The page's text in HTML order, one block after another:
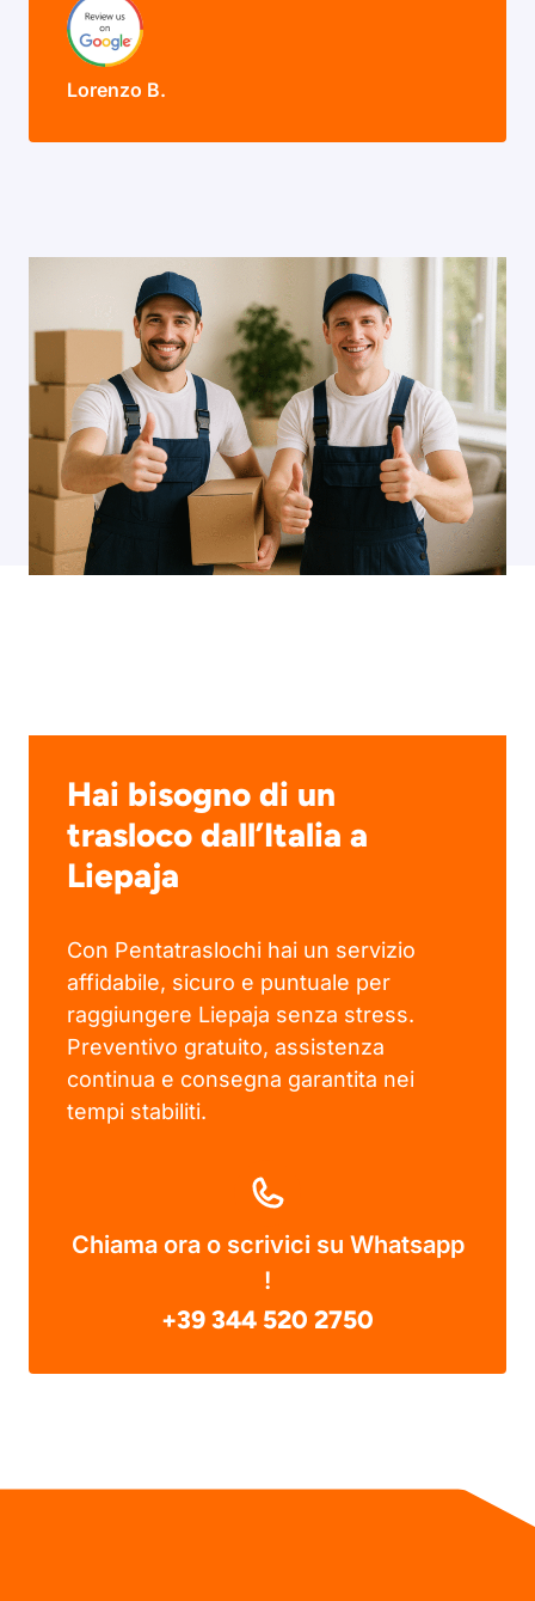
Lorenzo B.
Hai bisogno di un
trasloco dall’Italia a
Liepaja
Con Pentatraslochi hai un servizio
affidabile, sicuro e puntuale per
raggiungere Liepaja senza stress.
Preventivo gratuito, assistenza
continua e consegna garantita nei
tempi stabiliti.
Chiama ora o scrivici su Whatsapp
!
+39 344 520 2750